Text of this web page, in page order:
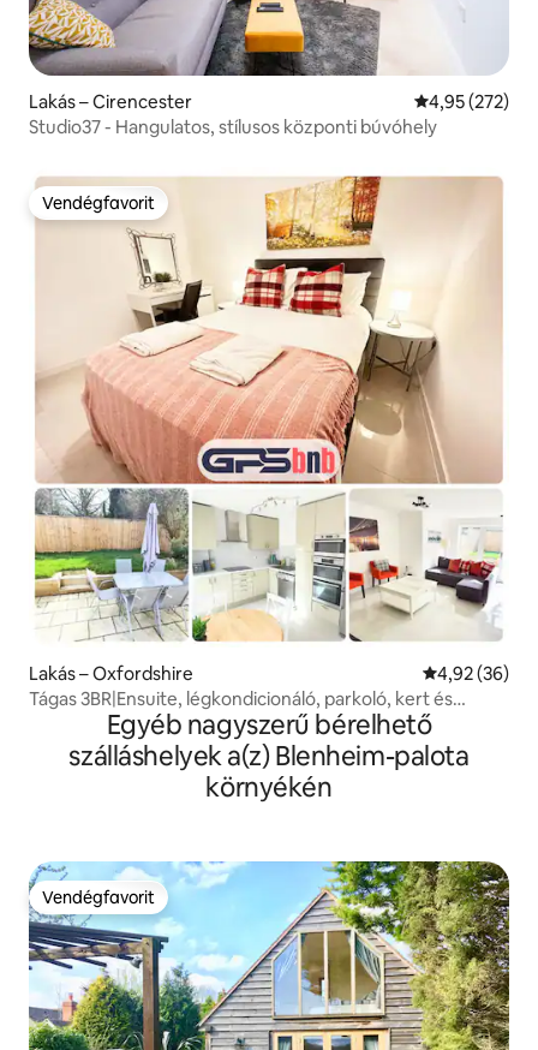
Lakás – Cirencester Átlagos
4,95 (272)
Studio37 - Hangulatos, stílusos központi búvóhely
Vendégfavorit
Vendégfavorit
Lakás – Oxfordshire Átlagos
4,92 (36)
Tágas 3BR|Ensuite, légkondicionáló, parkoló, kert és
Egyéb nagyszerű bérelhető
szálláshelyek a(z) Blenheim-palota
környékén
Vendégfavorit
Vendégfavorit